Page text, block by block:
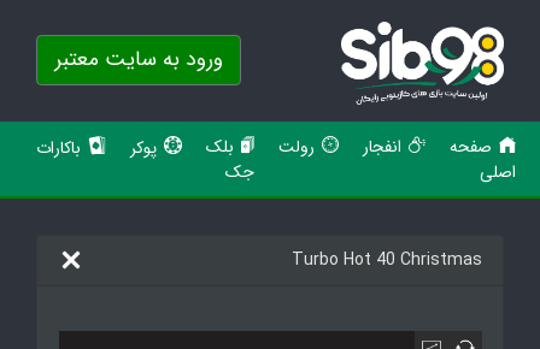
ورود به سایت معتبر
صفحه
اصلی
انفجار رولت
بلک
جک
پوکر باکارات
Turbo Hot 40 Christmas